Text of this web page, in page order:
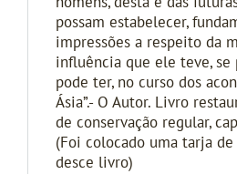
possam estabelecer,
impressões a respeito da
influência que ele teve, se
pode ter, no curso dos
Ásia”.- O Autor. Livro
de conservação regular,
(Foi colocado uma tarja
desce livro)